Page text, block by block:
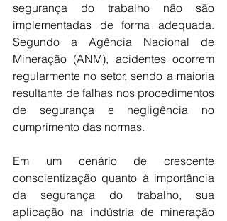
segurança do trabalho não são
implementadas de forma adequada.
Segundo a Agência Nacional de
Mineração (ANM), acidentes ocorrem
regularmente no setor, sendo a maioria
resultante de falhas nos procedimentos
de segurança e negligência no
cumprimento das normas.
Em um cenário de crescente
conscientização quanto à importância
da segurança do trabalho, sua
aplicação na indústria de mineração